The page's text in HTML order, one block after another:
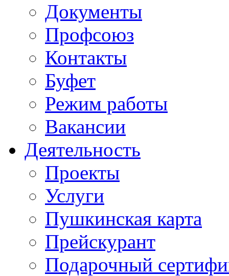
Документы
Профсоюз
Контакты
Буфет
Режим работы
Вакансии
Деятельность
Проекты
Услуги
Пушкинская карта
Прейскурант
Подарочный